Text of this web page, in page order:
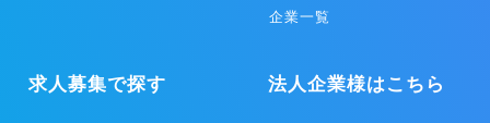
企業一覧
求人募集で探す 法人企業様はこちら